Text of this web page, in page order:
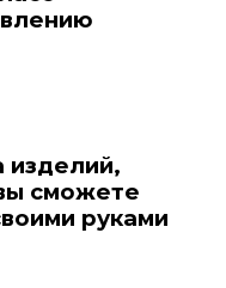
себе
изменят
себя по-